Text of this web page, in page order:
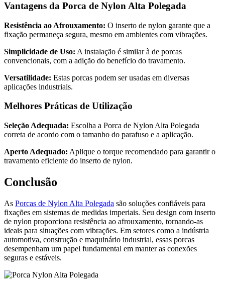
Vantagens da Porca de Nylon Alta Polegada
Resistência ao Afrouxamento: O inserto de nylon garante que a
fixação permaneça segura, mesmo em ambientes com vibrações.
Simplicidade de Uso: A instalação é similar à de porcas
convencionais, com a adição do benefício do travamento.
Versatilidade: Estas porcas podem ser usadas em diversas
aplicações industriais.
Melhores Práticas de Utilização
Seleção Adequada: Escolha a Porca de Nylon Alta Polegada
correta de acordo com o tamanho do parafuso e a aplicação.
Aperto Adequado: Aplique o torque recomendado para garantir o
travamento eficiente do inserto de nylon.
Conclusão
As Porcas de Nylon Alta Polegada são soluções confiáveis para
fixações em sistemas de medidas imperiais. Seu design com inserto
de nylon proporciona resistência ao afrouxamento, tornando-as
ideais para situações com vibrações. Em setores como a indústria
automotiva, construção e maquinário industrial, essas porcas
desempenham um papel fundamental em manter as conexões
seguras e estáveis.